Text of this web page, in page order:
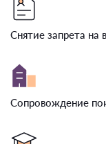
Снятие запрета на
Сопровождение